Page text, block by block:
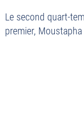
Le second quart-
premier,